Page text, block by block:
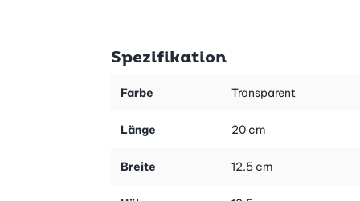
Vielseitige Dekoration für jede Saison
diese Vase macht jede Dekoration zum Blickfang. Die warmen,
Farben der Saison und setzen natürliche Akzente in deinem
dekoratives Highlight, mit oder ohne Blumen, und hebt deine
Spezifikation
Farbe Transparent
Länge 20 cm
Breite 12.5 cm